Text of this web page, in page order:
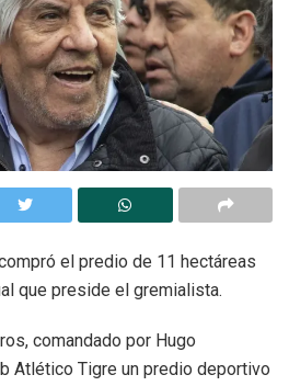
el predio de 11 hectáreas
que preside el gremialista.
comandado por Hugo
Atlético Tigre un predio deportivo